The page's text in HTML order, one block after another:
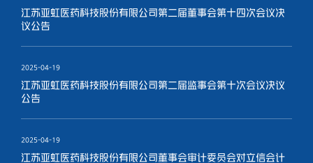
江苏亚虹医药科技股份有限公司第二届董事会第十四次会议决
议公告
2025-04-19
江苏亚虹医药科技股份有限公司第二届监事会第十次会议决议
公告
2025-04-19
江苏亚虹医药科技股份有限公司董事会审计委员会对立信会计